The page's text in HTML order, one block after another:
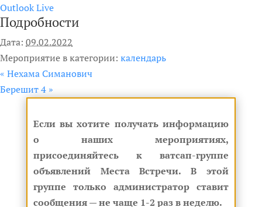
Outlook Live
Подробности
Дата: 09.02.2022
Мероприятие в категории: календарь
« Нехама Симанович
Берешит 4 »
Если вы хотите получать информацию
о наших мероприятиях,
присоединяйтесь к ватсап-группе
объявлений Места Встречи. В этой
группе только администратор ставит
сообщения — не чаще 1-2 раз в неделю.